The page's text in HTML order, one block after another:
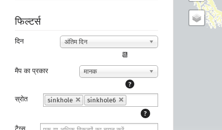
फिल्टर्स
दिन अंतिम दिन
📆
मैप का प्रकार
मानक
?
स्रोत sinkhole
sinkhole6
?